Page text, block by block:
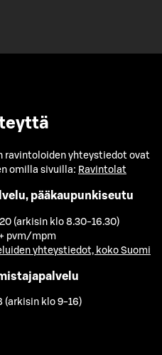
ravintoloiden yhteystiedot ovat
omilla sivuilla: Ravintolat
pääkaupunkiseutu
(arkisin klo 8.30-16.30)
pvm/mpm
yhteystiedot, koko Suomi
(arkisin klo 9-16)